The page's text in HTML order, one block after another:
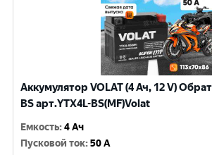
Аккумулятор VOLAT (4 Ач, 12 V)
BS арт.YTX4L-BS(MF)Volat
Емкость:4 Ач
Пусковой ток:50 A